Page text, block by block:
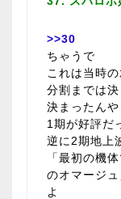
>>30
ちゃうで
これは当時
分割までは
決まったんや
1期が好評だ
逆に2期地上
「最初の機
のオマージ
よ